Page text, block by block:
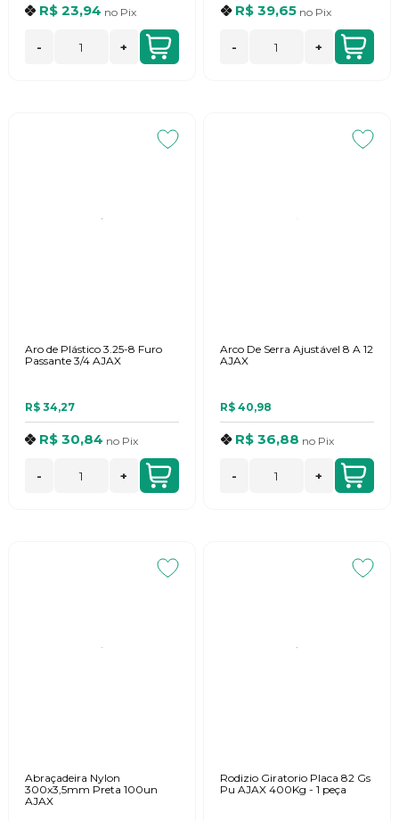
R$ 23,94 no Pix
- +
R$ 39,65 no Pix
- +
Aro de Plástico 3.25-8 Furo
Passante 3/4 AJAX
R$ 34,27
R$ 30,84 no Pix
- +
Arco De Serra Ajustável 8 A 12
AJAX
R$ 40,98
R$ 36,88 no Pix
- +
Abraçadeira Nylon
300x3,5mm Preta 100un
AJAX
Rodizio Giratorio Placa 82 Gs
Pu AJAX 400Kg - 1 peça